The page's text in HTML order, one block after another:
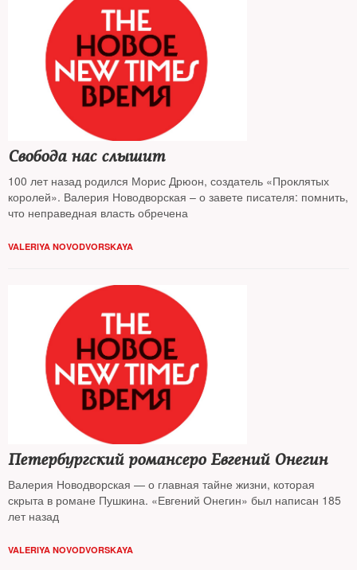
Свобода нас слышит
100 лет назад родился Морис Дрюон, создатель «Проклятых
королей». Валерия Новодворская – о завете писателя: помнить,
что неправедная власть обречена
VALERIYA NOVODVORSKAYA
Петербургский романсеро Евгений Онегин
Валерия Новодворская — о главная тайне жизни, которая
скрыта в романе Пушкина. «Евгений Онегин» был написан 185
лет назад
VALERIYA NOVODVORSKAYA